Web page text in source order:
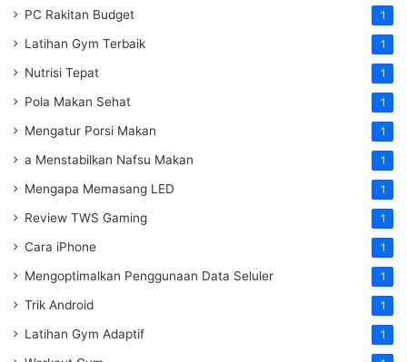
PC Rakitan Budget 1
Latihan Gym Terbaik 1
Nutrisi Tepat 1
Pola Makan Sehat 1
Mengatur Porsi Makan 1
a Menstabilkan Nafsu Makan 1
Mengapa Memasang LED 1
Review TWS Gaming 1
Cara iPhone 1
Mengoptimalkan Penggunaan Data Seluler 1
Trik Android 1
Latihan Gym Adaptif 1